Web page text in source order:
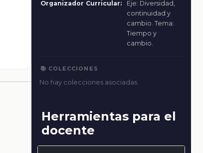
Organizador Curricular:
Eje: Diversidad,
continuidad y
cambio. Tema:
Tiempo y
cambio.
📚 COLECCIONES
No hay colecciones asociadas.
Herramientas para el
docente